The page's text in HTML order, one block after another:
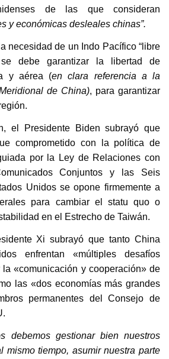
de las que consideran
y económicas desleales chinas”.
necesidad de un Indo Pacífico “libre
debe garantizar la libertad de
y aérea (en clara referencia a la
de China), para garantizar
el Presidente Biden subrayó que
comprometido con la política de
por la Ley de Relaciones con
Conjuntos y las Seis
Unidos se opone firmemente a
para cambiar el statu quo o
en el Estrecho de Taiwán.
Xi subrayó que tanto China
enfrentan «múltiples desafíos
«comunicación y cooperación» de
las «dos economías más grandes
permanentes del Consejo de
debemos gestionar bien nuestros
mismo tiempo, asumir nuestra parte